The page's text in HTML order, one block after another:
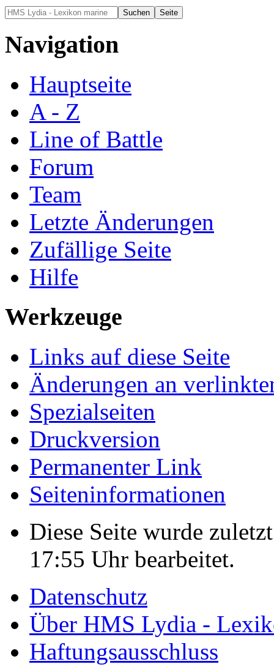
Navigation
Hauptseite
A - Z
Line of Battle
Forum
Team
Letzte Änderungen
Zufällige Seite
Hilfe
Werkzeuge
Links auf diese Seite
Änderungen an
Spezialseiten
Druckversion
Permanenter Link
Seiten­informationen
Diese Seite wurde
17:55 Uhr bearbeitet.
Datenschutz
Über HMS Lydia -
Haftungsausschluss